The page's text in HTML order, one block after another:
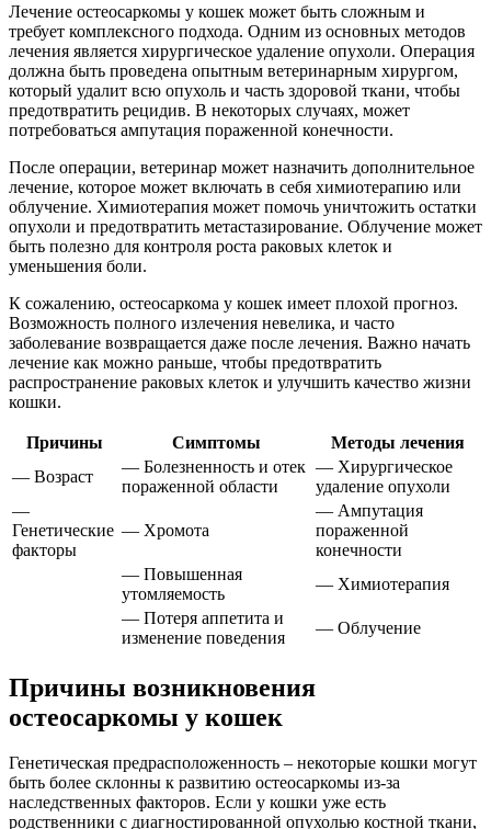
Лечение остеосаркомы у кошек может быть сложным и
требует комплексного подхода. Одним из основных методов
лечения является хирургическое удаление опухоли. Операция
должна быть проведена опытным ветеринарным хирургом,
который удалит всю опухоль и часть здоровой ткани, чтобы
предотвратить рецидив. В некоторых случаях, может
потребоваться ампутация пораженной конечности.
После операции, ветеринар может назначить дополнительное
лечение, которое может включать в себя химиотерапию или
облучение. Химиотерапия может помочь уничтожить остатки
опухоли и предотвратить метастазирование. Облучение может
быть полезно для контроля роста раковых клеток и
уменьшения боли.
К сожалению, остеосаркома у кошек имеет плохой прогноз.
Возможность полного излечения невелика, и часто
заболевание возвращается даже после лечения. Важно начать
лечение как можно раньше, чтобы предотвратить
распространение раковых клеток и улучшить качество жизни
кошки.
Причины Симптомы
Методы лечения
— Возраст
— Болезненность и отек
пораженной области
— Хирургическое
удаление опухоли
—
Генетические
факторы
— Хромота
— Ампутация
пораженной
конечности
— Повышенная
утомляемость
— Химиотерапия
— Потеря аппетита и
изменение поведения
— Облучение
Причины возникновения
остеосаркомы у кошек
Генетическая предрасположенность – некоторые кошки могут
быть более склонны к развитию остеосаркомы из-за
наследственных факторов. Если у кошки уже есть
родственники с диагностированной опухолью костной ткани,